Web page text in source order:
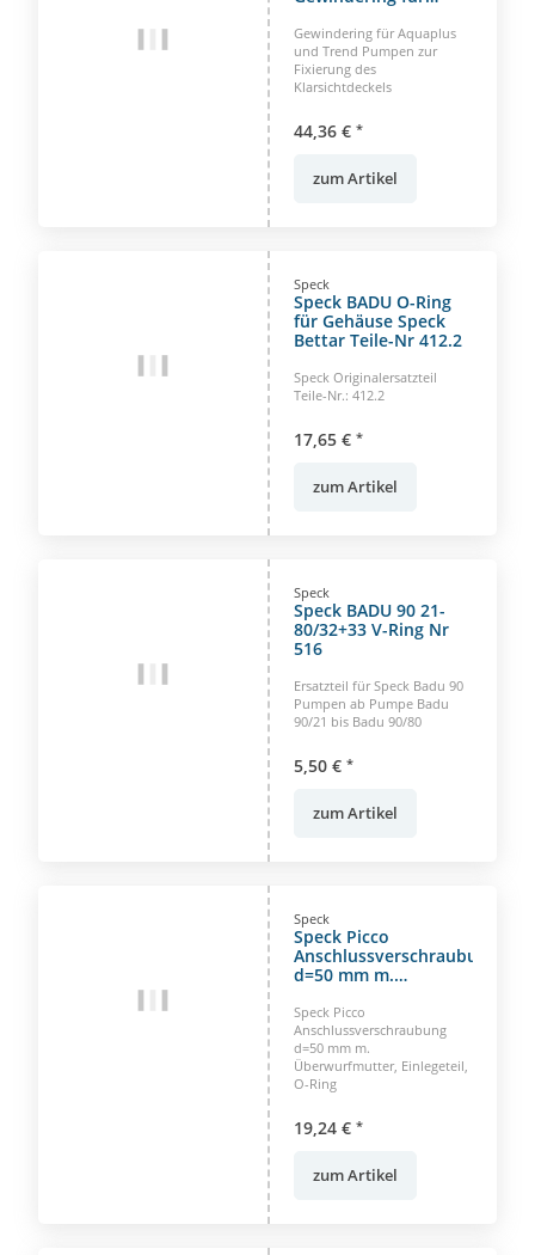
Pumpen
Gewindering für Aquaplus
und Trend Pumpen zur
Fixierung des
Klarsichtdeckels
44,36 € *
zum Artikel
Speck
Speck BADU O-Ring
für Gehäuse Speck
Bettar Teile-Nr 412.2
Speck Originalersatzteil
Teile-Nr.: 412.2
17,65 € *
zum Artikel
Speck
Speck BADU 90 21-
80/32+33 V-Ring Nr
516
Ersatzteil für Speck Badu 90
Pumpen ab Pumpe Badu
90/21 bis Badu 90/80
5,50 € *
zum Artikel
Speck
Speck Picco
Anschlussverschraubung
d=50 mm m.
Einlegeteil, O-Ring
Speck Picco
Anschlussverschraubung
d=50 mm m.
Überwurfmutter, Einlegeteil,
O-Ring
19,24 € *
zum Artikel